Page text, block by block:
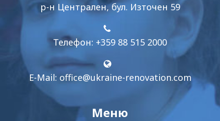
р-н Централен, бул. Източен 59
Телефон: +359 88 515 2000
E-Mail: office@ukraine-renovation.com
Меню